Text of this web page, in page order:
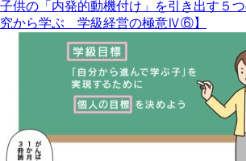
子供の「内発的動機付け」を引き出す５
究から学ぶ 学級経営の極意Ⅳ⑥】